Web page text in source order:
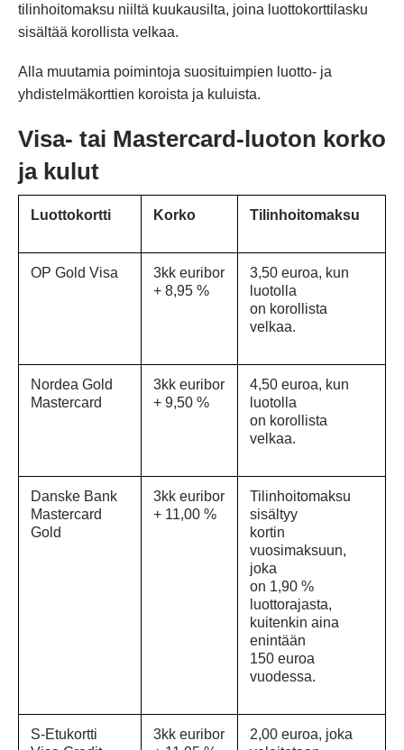
tilinhoitomaksu niiltä kuukausilta, joina luottokorttilasku
sisältää korollista velkaa.
Alla muutamia poimintoja suosituimpien luotto- ja
yhdistelmäkorttien koroista ja kuluista.
Visa- tai Mastercard-luoton korko
ja kulut
Luottokortti Korko Tilinhoitomaksu
OP Gold Visa
3kk euribor
+ 8,95 %
3,50 euroa, kun
luotolla
on korollista
velkaa.
Nordea Gold
Mastercard
3kk euribor
+ 9,50 %
4,50 euroa, kun
luotolla
on korollista
velkaa.
Danske Bank
Mastercard
Gold
3kk euribor
+ 11,00 %
Tilinhoitomaksu
sisältyy
kortin
vuosimaksuun,
joka
on 1,90 %
luottorajasta,
kuitenkin aina
enintään
150 euroa
vuodessa.
S-Etukortti
3kk euribor
2,00 euroa, joka